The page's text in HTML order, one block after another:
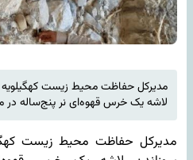
مدیرکل حفاظت محیط زیست کهگیلویه
لاشه یک خرس قهوه‌ای نر پنج‌ساله
مدیرکل حفاظت محیط زیست